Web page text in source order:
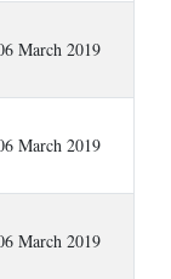
March 2019
March 2019
March 2019